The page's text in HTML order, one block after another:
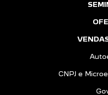
CNPJ e